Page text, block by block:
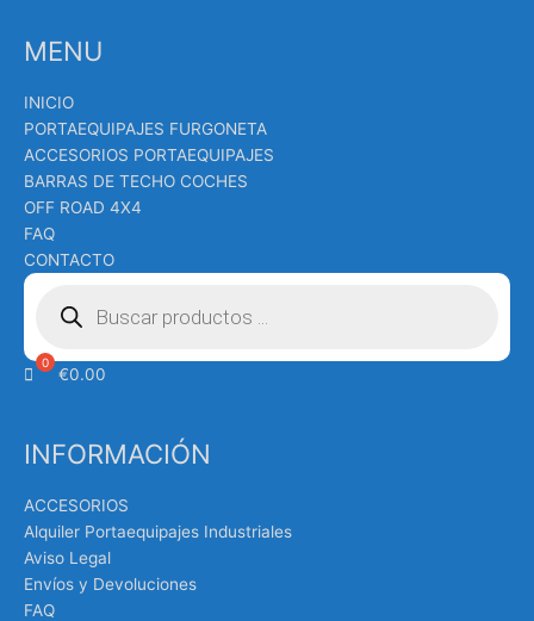
MENU
INICIO
PORTAEQUIPAJES FURGONETA
ACCESORIOS PORTAEQUIPAJES
BARRAS DE TECHO COCHES
OFF ROAD 4X4
FAQ
CONTACTO
Búsqueda
productos
€0.00
INFORMACIÓN
ACCESORIOS
Alquiler Portaequipajes Industriales
Aviso Legal
Envíos y Devoluciones
FAQ